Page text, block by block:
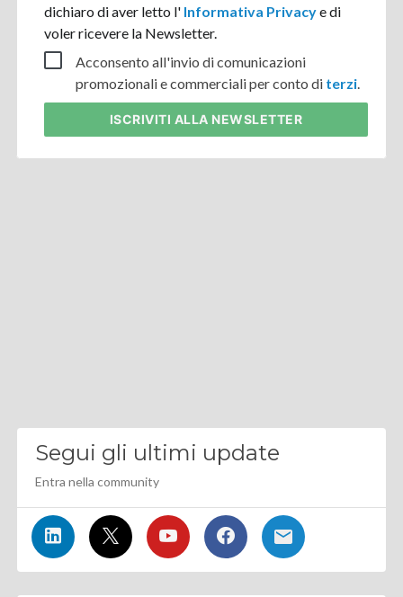
dichiaro di aver letto l' Informativa Privacye di
voler ricevere la Newsletter.
Acconsento all'invio di comunicazioni
promozionali e commerciali per conto di terzi.
ISCRIVITI ALLA NEWSLETTER
Segui gli ultimi update
Entra nella community